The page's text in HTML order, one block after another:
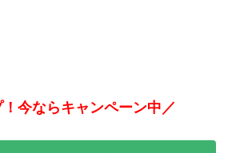
！今ならキャンペーン中／